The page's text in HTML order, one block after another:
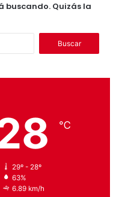
buscando. Quizás la
c
℃
29º - 28º
63%
6.89 km/h